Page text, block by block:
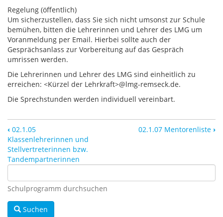
Regelung (öffentlich)
Um sicherzustellen, dass Sie sich nicht umsonst zur Schule
bemühen, bitten die Lehrerinnen und Lehrer des LMG um
Voranmeldung per Email. Hierbei sollte auch der
Gesprächsanlass zur Vorbereitung auf das Gespräch
umrissen werden.
Die Lehrerinnen und Lehrer des LMG sind einheitlich zu
erreichen: <Kürzel der Lehrkraft>@lmg-remseck.de.
Die Sprechstunden werden individuell vereinbart.
‹ 02.1.05
Klassenlehrerinnen und
Stellvertreterinnen bzw.
Tandempartnerinnen
02.1.07 Mentorenliste ›
Schulprogramm durchsuchen
Suchen